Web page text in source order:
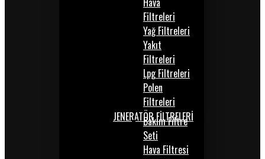
Filtreleri
Yağ Filtreleri
Yakıt
Filtreleri
Lpg Filtreleri
Polen
Filtreleri
JENERATÖR FİLTRELERİ
Bakım Filtre
Seti
Hava Filtresi